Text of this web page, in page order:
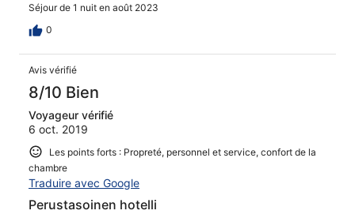
Séjour de 1 nuit en août 2023
0
Avis vérifié
8/10 Bien
Voyageur vérifié
6 oct. 2019
Les points forts : Propreté, personnel et service, confort de la
chambre
Traduire avec Google
Perustasoinen hotelli